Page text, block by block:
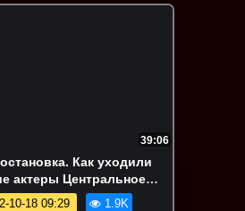
39:06
Как уходили
Центральное
телевидение
10-18 09:29 1.9K